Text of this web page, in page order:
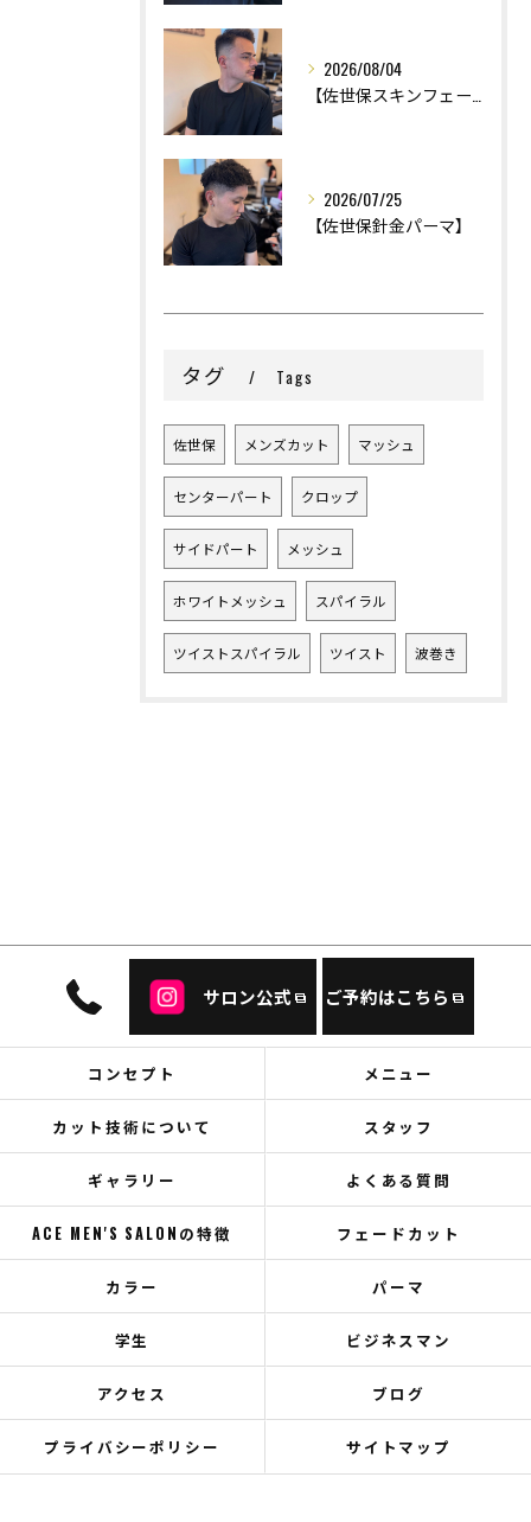
2026/08/04
2026/07/25
【佐世保針金パーマ】
タグ Tags
佐世保 メンズカット マッシュ
センターパート クロップ
サイドパート メッシュ
ホワイトメッシュ スパイラル
ツイストスパイラル ツイスト 波巻き
サロン公式 ご予約はこちら
コンセプト メニュー
カット技術について スタッフ
ギャラリー よくある質問
ACE MEN'S SALONの特徴 フェードカット
カラー パーマ
学生 ビジネスマン
アクセス ブログ
プライバシーポリシー サイトマップ